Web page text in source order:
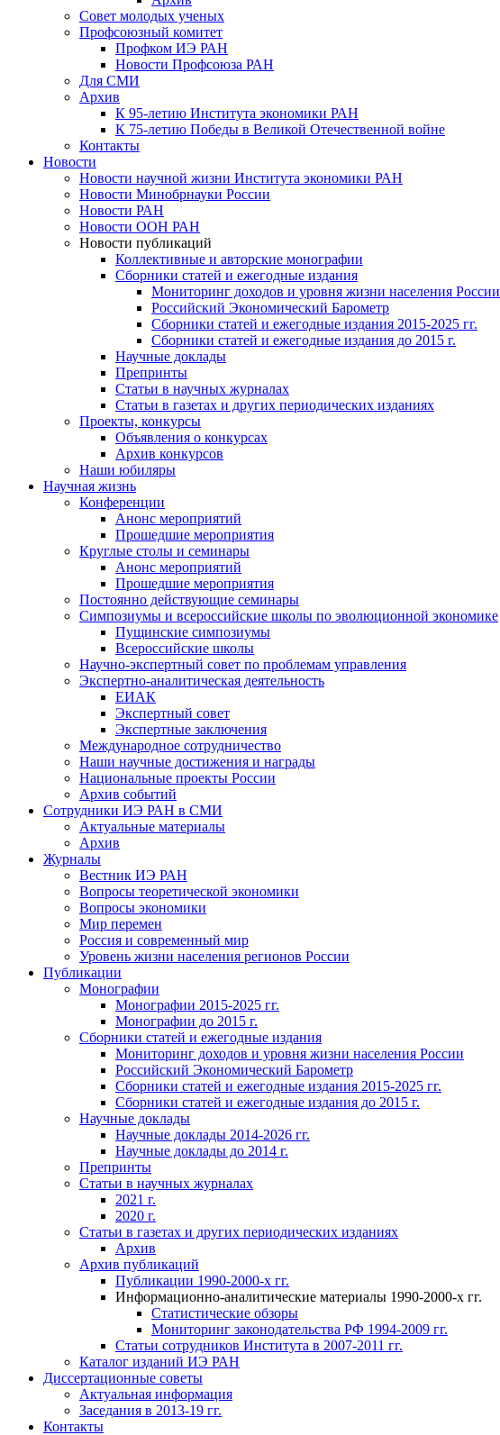
Совет молодых ученых
Профсоюзный комитет
Профком ИЭ РАН
Новости Профсоюза РАН
Для СМИ
Архив
К 95-летию Института экономики РАН
К 75-летию Победы в Великой Отечественной войне
Контакты
Новости
Новости научной жизни Института экономики РАН
Новости Минобрнауки России
Новости РАН
Новости ООН РАН
Новости публикаций
Коллективные и авторские монографии
Сборники статей и ежегодные издания
Мониторинг доходов и уровня жизни населения России
Российский Экономический Барометр
Сборники статей и ежегодные издания 2015-2025 гг.
Сборники статей и ежегодные издания до 2015 г.
Научные доклады
Препринты
Статьи в научных журналах
Статьи в газетах и других периодических изданиях
Проекты, конкурсы
Объявления о конкурсах
Архив конкурсов
Наши юбиляры
Научная жизнь
Конференции
Анонс мероприятий
Прошедшие мероприятия
Круглые столы и семинары
Анонс мероприятий
Прошедшие мероприятия
Постоянно действующие семинары
Симпозиумы и всероссийские школы по эволюционной экономике
Пущинские симпозиумы
Всероссийские школы
Научно-экспертный совет по проблемам управления
Экспертно-аналитическая деятельность
ЕИАК
Экспертный совет
Экспертные заключения
Международное сотрудничество
Наши научные достижения и награды
Национальные проекты России
Архив событий
Сотрудники ИЭ РАН в СМИ
Актуальные материалы
Архив
Журналы
Вестник ИЭ РАН
Вопросы теоретической экономики
Вопросы экономики
Мир перемен
Россия и современный мир
Уровень жизни населения регионов России
Публикации
Монографии
Монографии 2015-2025 гг.
Монографии до 2015 г.
Сборники статей и ежегодные издания
Мониторинг доходов и уровня жизни населения России
Российский Экономический Барометр
Сборники статей и ежегодные издания 2015-2025 гг.
Сборники статей и ежегодные издания до 2015 г.
Научные доклады
Научные доклады 2014-2026 гг.
Научные доклады до 2014 г.
Препринты
Статьи в научных журналах
2021 г.
2020 г.
Статьи в газетах и других периодических изданиях
Архив
Архив публикаций
Публикации 1990-2000-х гг.
Информационно-аналитические материалы 1990-2000-х гг.
Статистические обзоры
Мониторинг законодательства РФ 1994-2009 гг.
Статьи сотрудников Института в 2007-2011 гг.
Каталог изданий ИЭ РАН
Диссертационные советы
Актуальная информация
Заседания в 2013-19 гг.
Контакты